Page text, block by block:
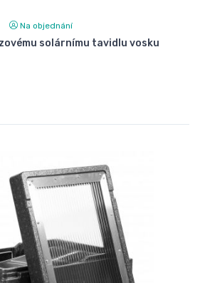
Na objednání
solárnímu tavidlu vosku